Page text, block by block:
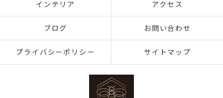
インテリア アクセス
ブログ お問い合わせ
プライバシーポリシー サイトマップ